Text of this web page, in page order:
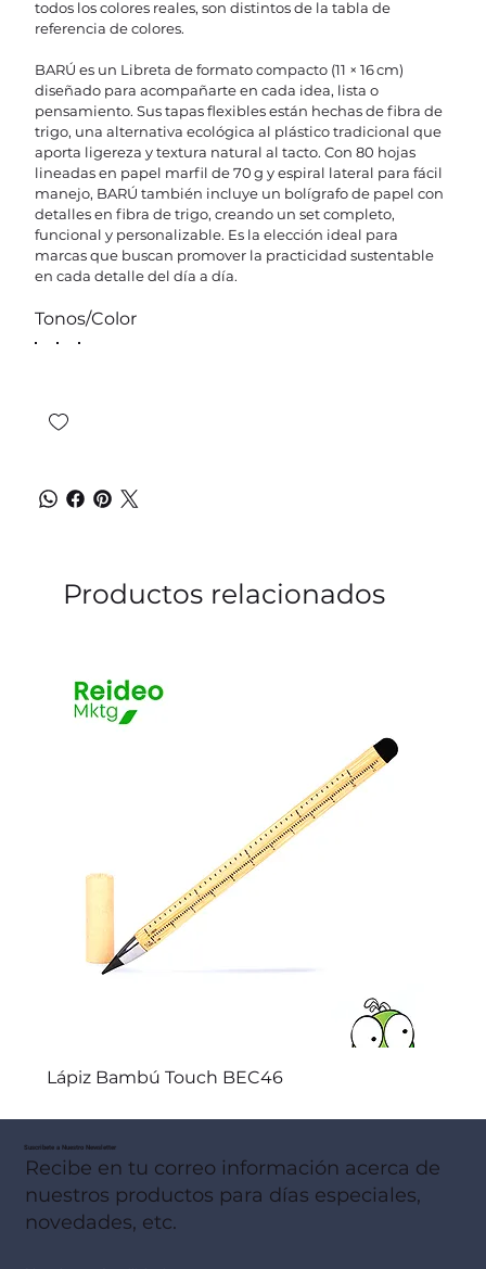
todos los colores reales, son distintos de la tabla de
referencia de colores.
BARÚ es un Libreta de formato compacto (11 × 16 cm)
diseñado para acompañarte en cada idea, lista o
pensamiento. Sus tapas flexibles están hechas de fibra de
trigo, una alternativa ecológica al plástico tradicional que
aporta ligereza y textura natural al tacto. Con 80 hojas
lineadas en papel marfil de 70 g y espiral lateral para fácil
manejo, BARÚ también incluye un bolígrafo de papel con
detalles en fibra de trigo, creando un set completo,
funcional y personalizable. Es la elección ideal para
marcas que buscan promover la practicidad sustentable
en cada detalle del día a día.
Tonos/Color
Productos relacionados
Lápiz Bambú Touch BEC46
Suscribete a Nuestro Newsletter
Recibe en tu correo información acerca de
nuestros productos para días especiales,
novedades, etc.